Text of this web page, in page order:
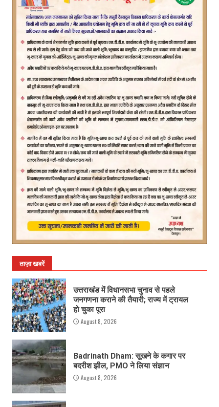
ताज़ा खबरें
उत्तराखंड में विधानसभा चुनाव से पहले
जनगणना कराने की तैयारी; राज्य में ट्रायल
हो चुका पूरा
August 8, 2026
Badrinath Dham: सूखने के कगार पर
बदरीश झील, PMO ने लिया संज्ञान
August 8, 2026